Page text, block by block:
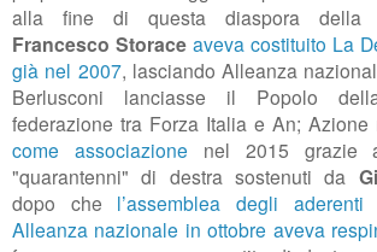
alla fine di questa diaspora della
Francesco Storace aveva costituito La
già nel 2007, lasciando Alleanza
Berlusconi lanciasse il Popolo
federazione tra Forza Italia e An; Azione
come associazione nel 2015 grazie
"quarantenni" di destra sostenuti da
dopo che l’assemblea degli
Alleanza nazionale in ottobre aveva